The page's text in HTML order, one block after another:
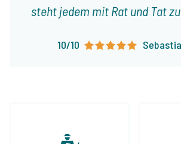
steht jedem mit Rat und Tat
Urlaub verbringen möchte, ist
10/10